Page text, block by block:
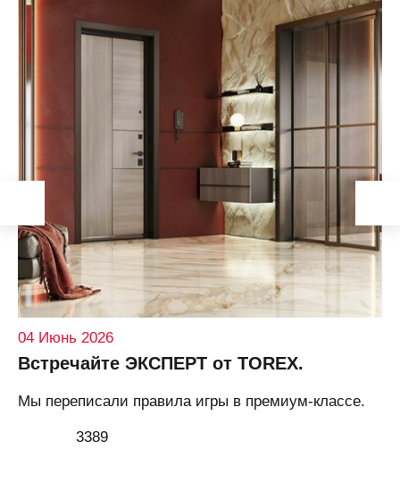
04 Июнь 2026
Встречайте ЭКСПЕРТ от TOREX.
Мы переписали правила игры в премиум-классе.
3389